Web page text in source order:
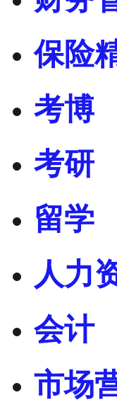
保险
考博
考研
留学
人力
会计
市场